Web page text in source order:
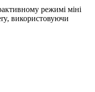
режимі міні
використовуючи